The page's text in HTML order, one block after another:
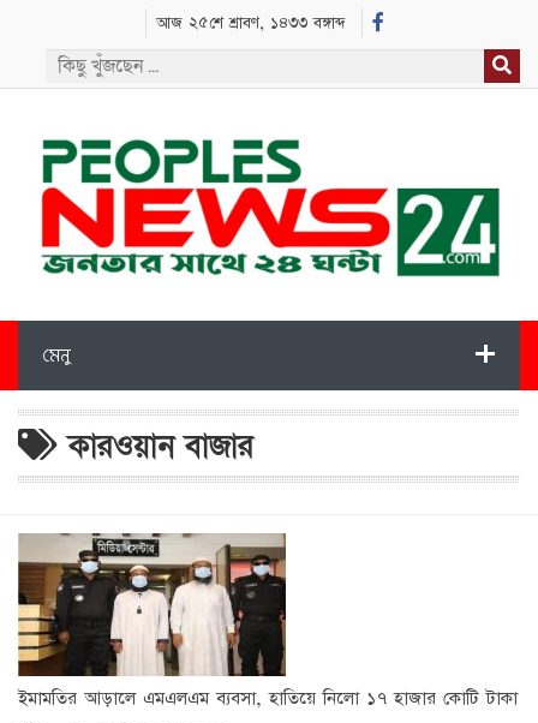
আজ ২৫শে শ্রাবণ, ১৪৩৩ বঙ্গাব্দ
মেনু
কারওয়ান বাজার
ইমামতির আড়ালে এমএলএম ব্যবসা, হাতিয়ে নিলো ১৭ হাজার কোটি টাকা